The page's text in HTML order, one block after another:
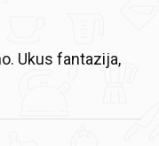
Ukus fantazija,